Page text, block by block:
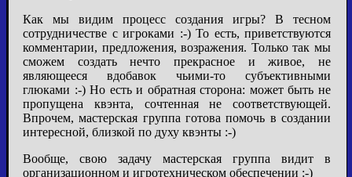
Как мы видим процесс создания игры? В тесном
сотрудничестве с игроками :-) То есть, приветствуются
комментарии, предложения, возражения. Только так мы
сможем создать нечто прекрасное и живое, не
являющееся вдобавок чьими-то субъективными
глюками :-) Но есть и обратная сторона: может быть не
пропущена квэнта, сочтенная не соответствующей.
Впрочем, мастерская группа готова помочь в создании
интересной, близкой по духу квэнты :-)
Вообще, свою задачу мастерская группа видит в
организационном и игротехническом обеспечении :-)